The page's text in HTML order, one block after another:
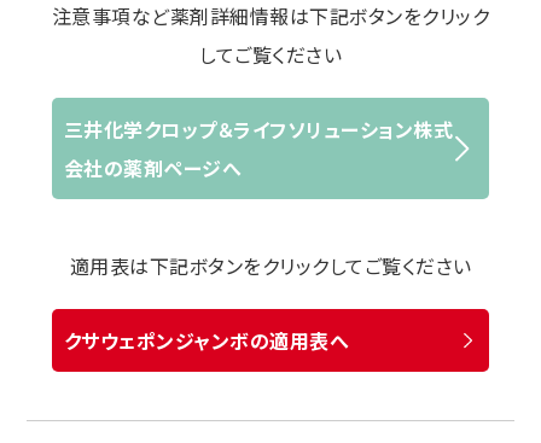
注意事項など薬剤詳細情報は下記ボタンをクリック
してご覧ください
三井化学クロップ＆ライフソリューション株式
会社の薬剤ページへ
適用表は下記ボタンをクリックしてご覧ください
クサウェポンジャンボの適用表へ